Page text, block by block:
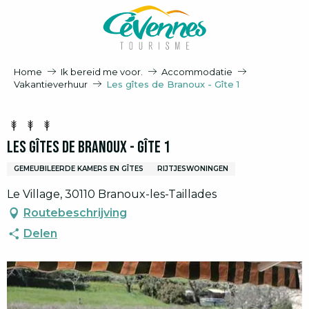
Home Ik bereid me voor.
Accommodatie
Vakantieverhuur
Les gîtes de Branoux - Gîte 1
Les gîtes de Branoux - Gîte 1
GEMEUBILEERDE KAMERS EN GÎTES RIJTJESWONINGEN
Le Village, 30110 Branoux-les-Taillades
Routebeschrijving
Delen